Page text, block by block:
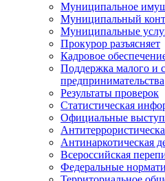
Муниципальное
Муниципальный
Муниципальные
Прокурор разъясняет
Кадровое
Поддержка малого и
предпринимательства
Результаты проверок
Статистическая
Официальные
Антинаркотическая
Всероссийская
Федеральные